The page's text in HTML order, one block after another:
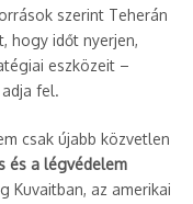
szerint Teherán
hogy időt nyerjen,
eszközeit –
fel.
csak újabb közvetlen
és a légvédelem
Kuvaitban, az amerikai